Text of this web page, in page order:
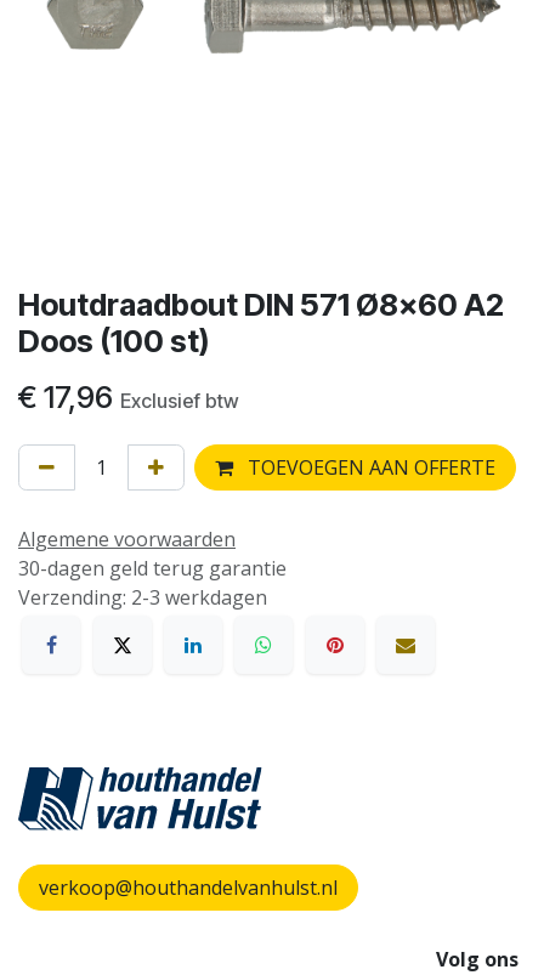
Houtdraadbout DIN 571 Ø8x60 A2
Doos (100 st)
€ 17,96 Exclusief btw
TOEVOEGEN AAN OFFERTE
Algemene voorwaarden
30-dagen geld terug garantie
Verzending: 2-3 werkdagen
verkoop@houthandelvanhulst.nl
Volg ons